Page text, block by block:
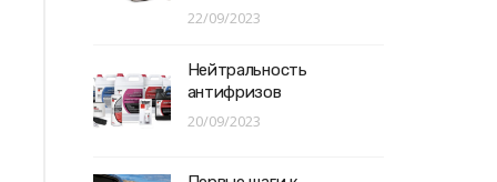
22/09/2023
Нейтральность
антифризов
20/09/2023